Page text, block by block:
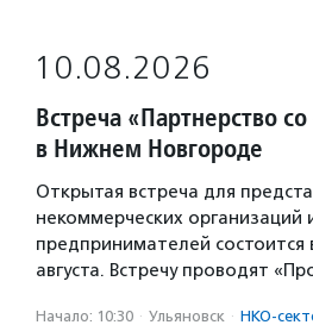
10.08.2026
Встреча «Партнерство
в Нижнем Новгороде
Открытая встреча для
некоммерческих организаций
предпринимателей
августа. Встречу проводят
Начало: 10:30 · Ульяновск · НКО-